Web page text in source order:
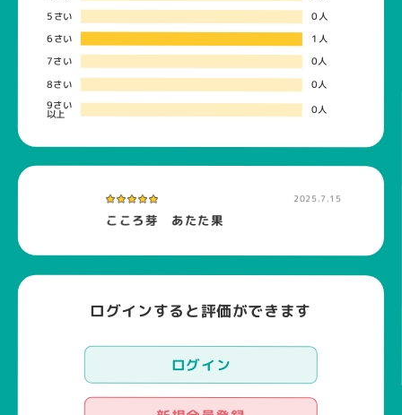
5さい 0人
6さい 1人
7さい 0人
8さい 0人
9さい
以上 0人
2025.7.15
こころ芽 あたた果
ログインすると評価ができます
ログイン